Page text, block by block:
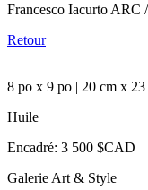
Francesco Iacurto ARC
Retour
8 po x 9 po | 20 cm x 23
Huile
Encadré: 3 500 $CAD
Galerie Art & Style